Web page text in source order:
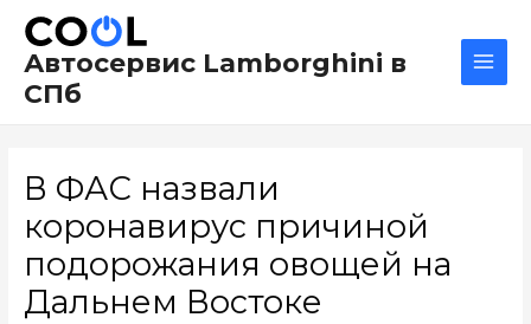
содержимому
Автосервис Lamborghini в
СПб
В ФАС назвали
коронавирус причиной
подорожания овощей на
Дальнем Востоке
по
записям